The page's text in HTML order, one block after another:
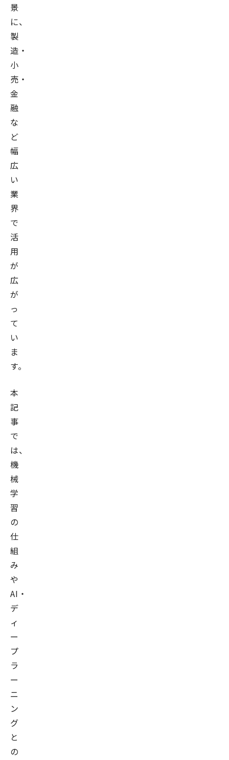
景
に、
製
造・
小
売・
金
融
な
ど
幅
広
い
業
界
で
活
用
が
広
が
っ
て
い
ま
す。
本
記
事
で
は、
機
械
学
習
の
仕
組
み
や
AI・
デ
ィ
ー
プ
ラ
ー
ニ
ン
グ
と
の